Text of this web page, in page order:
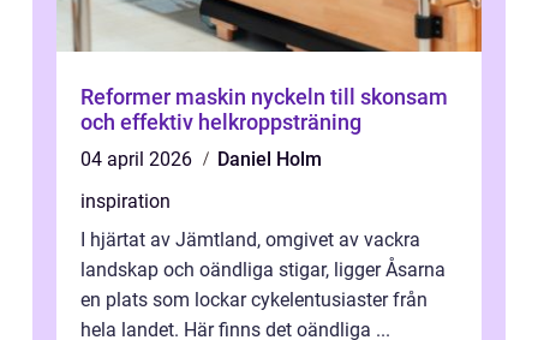
Reformer maskin nyckeln till skonsam
och effektiv helkroppsträning
04 april 2026
Daniel Holm
inspiration
I hjärtat av Jämtland, omgivet av vackra
landskap och oändliga stigar, ligger Åsarna
en plats som lockar cykelentusiaster från
hela landet. Här finns det oändliga ...